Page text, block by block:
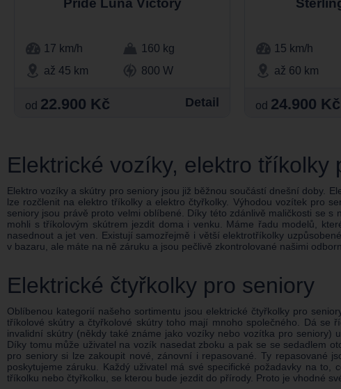
Pride Luna Victory
17 km/h
160 kg
až 45 km
800 W
od 22.900 Kč Detail
15 km/h
až 60 km
od 24.900 Kč
Elektrické vozíky, elektro tříkolky
Elektro vozíky a skútry pro seniory jsou již běžnou součástí dnešní doby.
lze rozčlenit na elektro tříkolky a elektro čtyřkolky. Výhodou vozítek pro
seniory jsou právě proto velmi oblíbené. Díky této zdánlivě maličkosti se
mohli s tříkolovým skútrem jezdit doma i venku. Máme řadu modelů,
nasednout a jet ven. Existují samozřejmě i větší elektrotříkolky
v bazaru, ale máte na ně záruku a jsou pečlivě zkontrolované našimi
Elektrické čtyřkolky pro seniory
Oblíbenou kategorií našeho sortimentu jsou elektrické čtyřkolky pro
tříkolové skútry a čtyřkolové skútry toho mají mnoho společného. Dá se
invalidní skútry (někdy také známe jako vozíky nebo vozítka pro
Díky tomu může uživatel na vozík nasedat zboku a pak se se sedadlem
pro seniory si lze zakoupit nové, zánovní i repasované. Ty repasované
poskytujeme záruku. Každý uživatel má své specifické požadavky na
tříkolku nebo čtyřkolku, se kterou bude jezdit do přírody. Proto je vhodné